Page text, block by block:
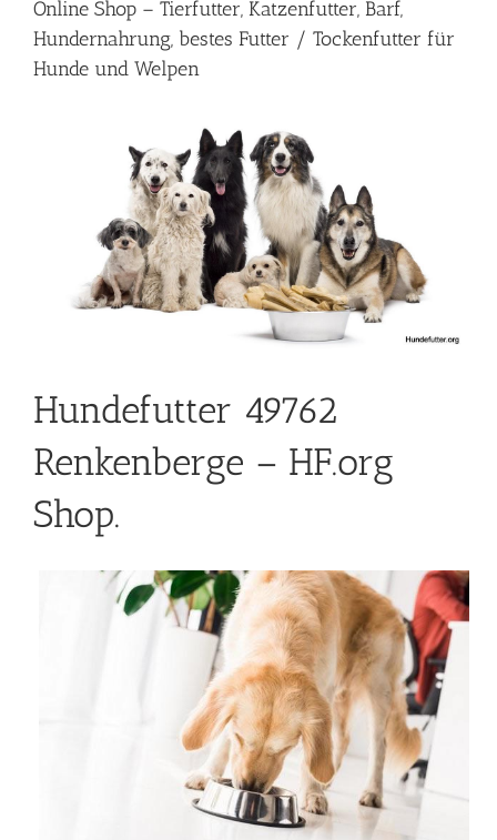
Online Shop – Tierfutter, Katzenfutter, Barf,
Hundernahrung, bestes Futter / Tockenfutter für
Hunde und Welpen
Hundefutter 49762
Renkenberge – HF.org
Shop.